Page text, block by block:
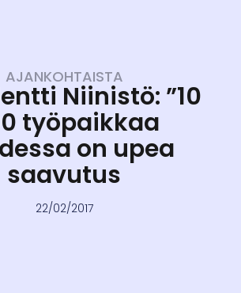
AJANKOHTAISTA
Niinistö: ”10
työpaikkaa
on upea
saavutus
22/02/2017